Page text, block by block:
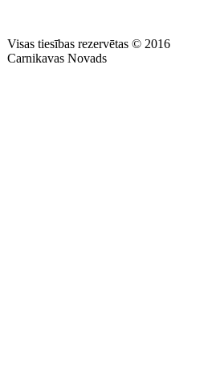
Visas tiesības rezervētas © 2016
Carnikavas Novads